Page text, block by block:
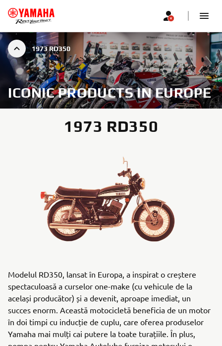
1973 RD350
ICONIC PRODUCTS IN EUROPE
1973 RD350
Modelul RD350, lansat în Europa, a inspirat o creștere
spectaculoasă a curselor one-make (cu vehicule de la
același producător) și a devenit, aproape imediat, un
succes enorm. Această motocicletă beneficia de un motor
în doi timpi cu inducție de cuplu, care oferea produselor
Yamaha mai mulți cai putere la toate turațiile. În plus,